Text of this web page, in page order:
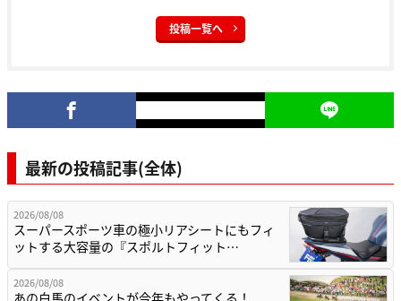
投稿一覧へ
最新の投稿記事(全体)
2026/08/08
スーパースポーツ車の極小リアシートにもフィ
ットする大容量の『スポルトフィット…
2026/08/08
あの白馬のイベントが今年もやってくる！